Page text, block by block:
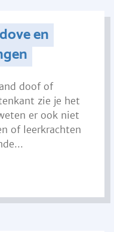
en
doof of
zie je het
er ook niet
of leerkrachten